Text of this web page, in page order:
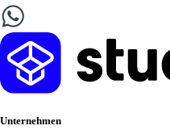
Unternehmen